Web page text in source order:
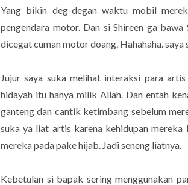
Yang bikin deg-degan waktu mobil
pengendara motor. Dan si Shireen ga
dicegat cuman motor doang. Hahahaha.
Jujur saya suka melihat interaksi para
hidayah itu hanya milik Allah. Dan entah
ganteng dan cantik ketimbang sebelum
suka ya liat artis karena kehidupan
mereka pada pake hijab. Jadi seneng liatnya.
Kebetulan si bapak sering menggunakan